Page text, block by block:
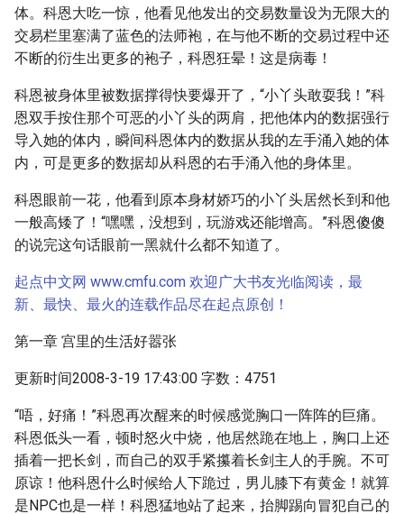
体。科恩大吃一惊，他看见他发出的交易数量设为无限大的
交易栏里塞满了蓝色的法师袍，在与他不断的交易过程中还
不断的衍生出更多的袍子，科恩狂晕！这是病毒！
科恩被身体里被数据撑得快要爆开了，“小丫头敢耍我！”科
恩双手按住那个可恶的小丫头的两肩，把他体内的数据强行
导入她的体内，瞬间科恩体内的数据从我的左手涌入她的体
内，可是更多的数据却从科恩的右手涌入他的身体里。
科恩眼前一花，他看到原本身材娇巧的小丫头居然长到和他
一般高矮了！“嘿嘿，没想到，玩游戏还能增高。”科恩傻傻
的说完这句话眼前一黑就什么都不知道了。
起点中文网 www.cmfu.com 欢迎广大书友光临阅读，最
新、最快、最火的连载作品尽在起点原创！
第一章 宫里的生活好嚣张
更新时间2008-3-19 17:43:00 字数：4751
“唔，好痛！”科恩再次醒来的时候感觉胸口一阵阵的巨痛。
科恩低头一看，顿时怒火中烧，他居然跪在地上，胸口上还
插着一把长剑，而自己的双手紧攥着长剑主人的手腕。不可
原谅！他科恩什么时候给人下跪过，男儿膝下有黄金！就算
是NPC也是一样！科恩猛地站了起来，抬脚踢向冒犯自己的